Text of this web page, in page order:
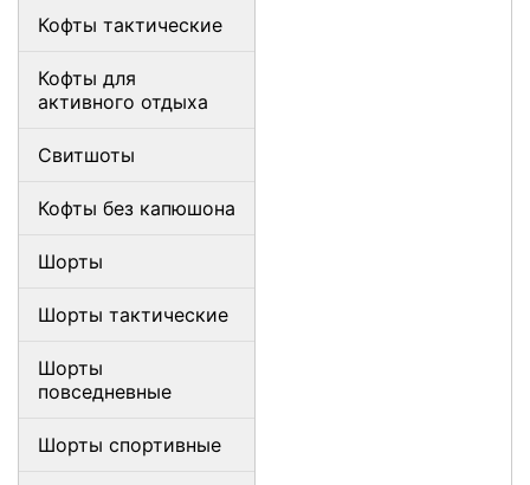
Кофты тактические
Кофты для
активного отдыха
Свитшоты
Кофты без капюшона
Шорты
Шорты тактические
Шорты
повседневные
Шорты спортивные